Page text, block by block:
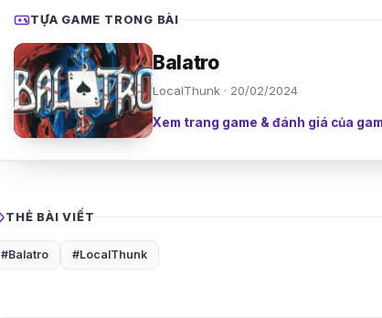
TỰA GAME TRONG BÀI
Balatro
LocalThunk · 20/02/2024
Xem trang game & đánh giá của
THẺ BÀI VIẾT
#Balatro #LocalThunk